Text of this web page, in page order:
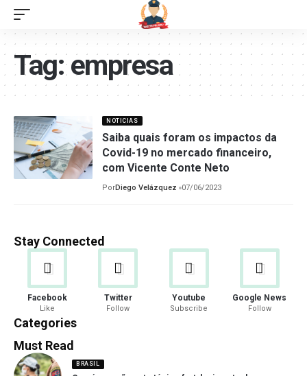
Tag:empresa
NOTICIAS
Saiba quais foram os impactos da
Covid-19 no mercado financeiro,
com Vicente Conte Neto
PorDiego Velázquez 07/06/2023
Stay Connected
Facebook
Like
Twitter
Follow
Youtube
Subscribe
Google News
Follow
Categories
Must Read
BRASIL